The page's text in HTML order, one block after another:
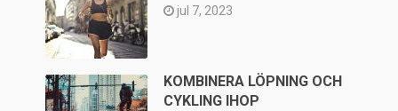
jul 7, 2023
KOMBINERA LÖPNING OCH
CYKLING IHOP